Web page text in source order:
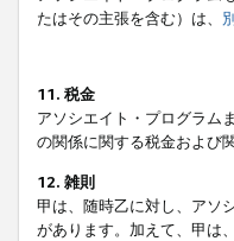
たはその主張を含む）は、
11. 税金
アソシエイト・プログラム
の関係に関する税金および
12. 雑則
甲は、随時乙に対し、アソ
があります。加えて、甲は